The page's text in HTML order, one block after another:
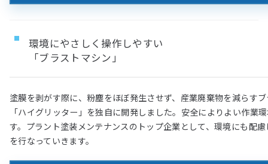
環境にやさしく操作しやすい
「ブラストマシン」
塗膜を剥がす際に、粉塵をほぼ発生させず、産業廃棄物を減らす
「ハイグリッター」を独自に開発しました。安全によりよい作業
す。プラント塗装メンテナンスのトップ企業として、環境にも配
を行なっていきます。